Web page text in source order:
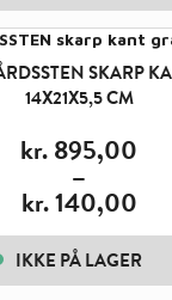
SKARP
14X21X5,5 CM
kr.140,00
–
kr.895,00
IKKE PÅ LAGER